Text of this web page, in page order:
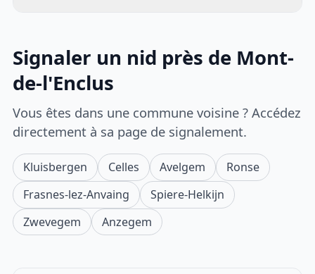
Signaler un nid près de Mont-
de-l'Enclus
Vous êtes dans une commune voisine ? Accédez
directement à sa page de signalement.
Kluisbergen Celles Avelgem
Ronse
Frasnes-lez-Anvaing
Spiere-Helkijn
Zwevegem
Anzegem